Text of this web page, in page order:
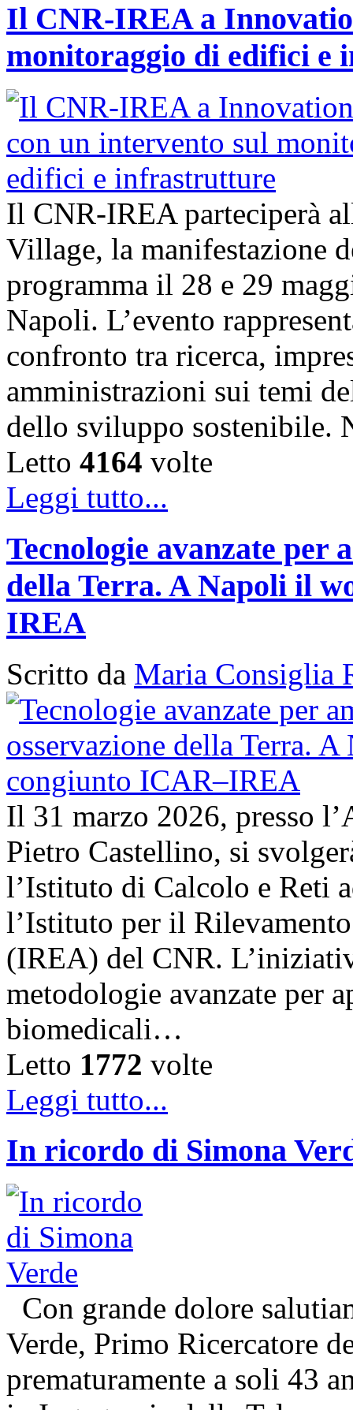
Il CNR-IREA a
monitoraggio di edifici e
Il CNR-IREA parteciperà
Village, la manifestazione
programma il 28 e 29
Napoli. L’evento
confronto tra ricerca,
amministrazioni sui temi
dello sviluppo sostenibile.
Letto 4164 volte
Leggi tutto...
Tecnologie avanzate per
della Terra. A Napoli il
IREA
Scritto da Maria Consiglia
Il 31 marzo 2026, presso
Pietro Castellino, si
l’Istituto di Calcolo e Reti
l’Istituto per il
(IREA) del CNR.
metodologie avanzate per
biomedicali…
Letto 1772 volte
Leggi tutto...
In ricordo di Simona
Con grande dolore
Verde, Primo Ricercatore
prematuramente a soli 43